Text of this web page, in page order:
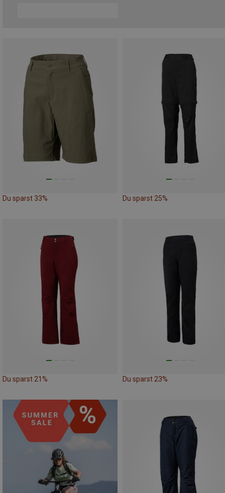
Du sparst 33% Du sparst 25%
Du sparst 21% Du sparst 23%